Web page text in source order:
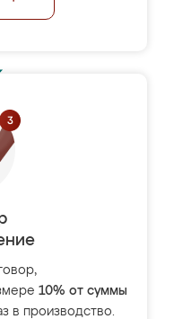
10% от суммы
в производство.